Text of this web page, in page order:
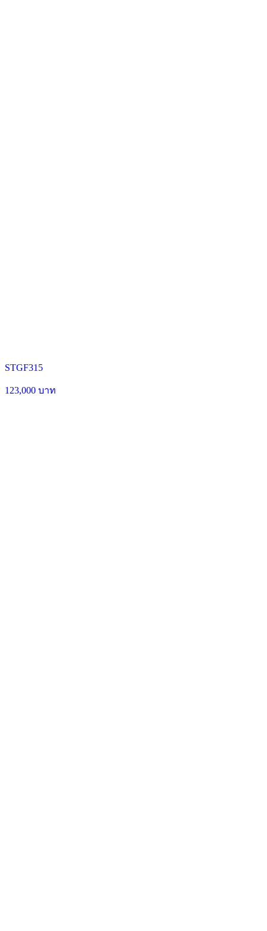
STGF315
123,000 บาท